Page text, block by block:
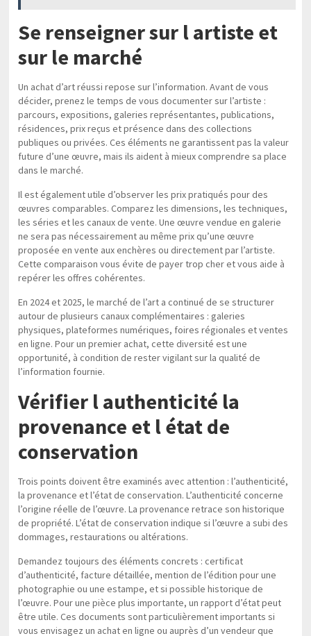
Se renseigner sur l artiste et
sur le marché
Un achat d’art réussi repose sur l’information. Avant de vous
décider, prenez le temps de vous documenter sur l’artiste :
parcours, expositions, galeries représentantes, publications,
résidences, prix reçus et présence dans des collections
publiques ou privées. Ces éléments ne garantissent pas la valeur
future d’une œuvre, mais ils aident à mieux comprendre sa place
dans le marché.
Il est également utile d’observer les prix pratiqués pour des
œuvres comparables. Comparez les dimensions, les techniques,
les séries et les canaux de vente. Une œuvre vendue en galerie
ne sera pas nécessairement au même prix qu’une œuvre
proposée en vente aux enchères ou directement par l’artiste.
Cette comparaison vous évite de payer trop cher et vous aide à
repérer les offres cohérentes.
En 2024 et 2025, le marché de l’art a continué de se structurer
autour de plusieurs canaux complémentaires : galeries
physiques, plateformes numériques, foires régionales et ventes
en ligne. Pour un premier achat, cette diversité est une
opportunité, à condition de rester vigilant sur la qualité de
l’information fournie.
Vérifier l authenticité la
provenance et l état de
conservation
Trois points doivent être examinés avec attention : l’authenticité,
la provenance et l’état de conservation. L’authenticité concerne
l’origine réelle de l’œuvre. La provenance retrace son historique
de propriété. L’état de conservation indique si l’œuvre a subi des
dommages, restaurations ou altérations.
Demandez toujours des éléments concrets : certificat
d’authenticité, facture détaillée, mention de l’édition pour une
photographie ou une estampe, et si possible historique de
l’œuvre. Pour une pièce plus importante, un rapport d’état peut
être utile. Ces documents sont particulièrement importants si
vous envisagez un achat en ligne ou auprès d’un vendeur que